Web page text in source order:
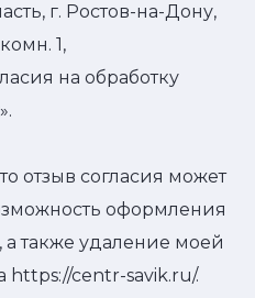
г. Ростов-на-Дону,
1,
на обработку
отзыв согласия может
оформления
а также удаление моей
https://centr-savik.ru/.